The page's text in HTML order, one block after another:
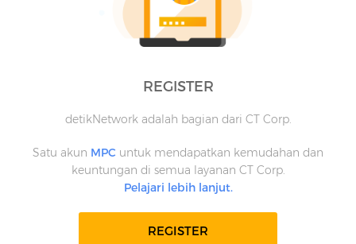
REGISTER
detikNetwork adalah bagian dari CT Corp.
Satu akun MPC untuk mendapatkan kemudahan dan
keuntungan di semua layanan CT Corp.
Pelajari lebih lanjut.
REGISTER